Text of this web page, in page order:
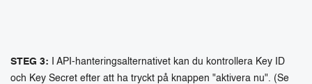
STEG 3:
I API-hanteringsalternativet kan du kontrollera Key ID
och Key Secret efter att ha tryckt på knappen "aktivera nu". (Se